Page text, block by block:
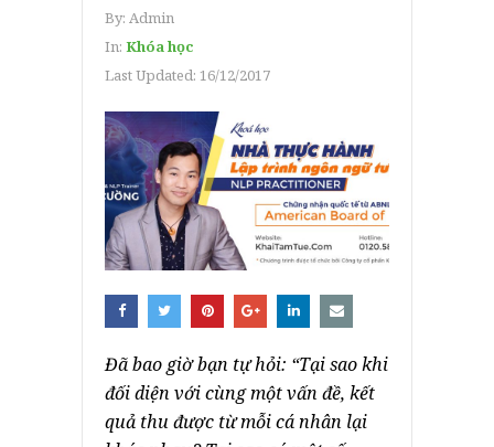
By: Admin
In: Khóa học
Last Updated: 16/12/2017
Đã bao giờ bạn tự hỏi: “Tại sao khi
đối diện với cùng một vấn đề, kết
quả thu được từ mỗi cá nhân lại